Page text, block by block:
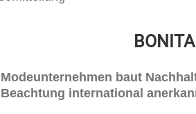
Modeunternehmen baut
Beachtung international